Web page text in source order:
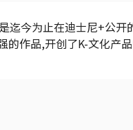
迄今为止在迪士尼+公开
的作品,开创了K-文化产